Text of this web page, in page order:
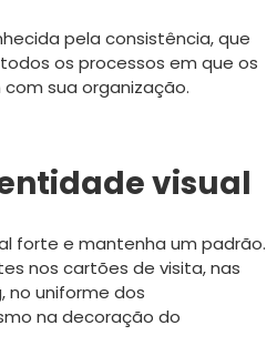
pela consistência, que
os processos em que os
sua organização.
visual
forte e mantenha um padrão.
nos cartões de visita, nas
no uniforme dos
na decoração do